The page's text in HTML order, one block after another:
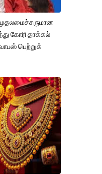
கோரி தாக்கல்
பெற்றுக்